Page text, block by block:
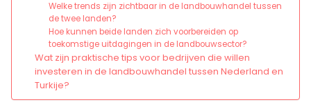
Welke trends zijn zichtbaar in de landbouwhandel tussen
de twee landen?
Hoe kunnen beide landen zich voorbereiden op
toekomstige uitdagingen in de landbouwsector?
Wat zijn praktische tips voor bedrijven die willen
investeren in de landbouwhandel tussen Nederland en
Turkije?